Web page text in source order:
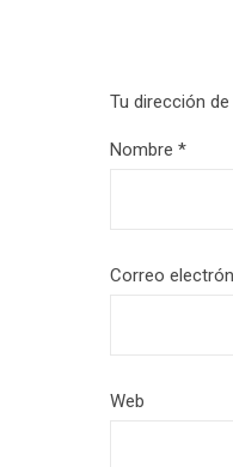
Tu dirección
Nombre *
Correo
Web